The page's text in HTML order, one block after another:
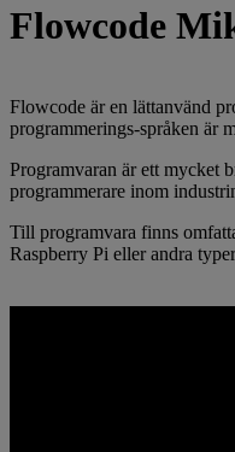
Flowcode
Flowcode är en lättanvänd
programmerings-språken är
Programvaran är ett mycket
programmerare inom
Till programvara finns
Raspberry Pi eller andra